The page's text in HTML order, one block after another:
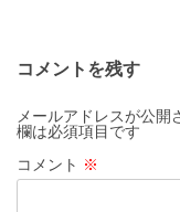
コメントを残す
メールアドレスが公開
欄は必須項目です
コメント ※